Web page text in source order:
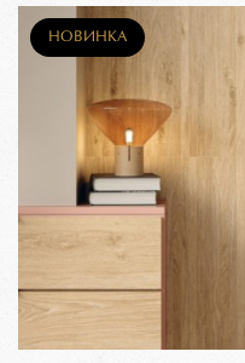
НОВИНКА